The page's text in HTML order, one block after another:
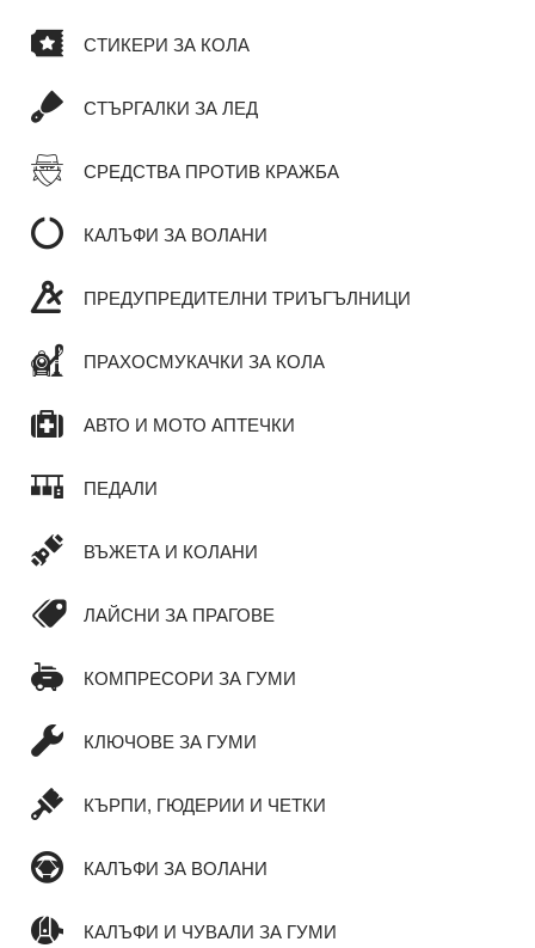
СТИКЕРИ ЗА КОЛА
СТЪРГАЛКИ ЗА ЛЕД
СРЕДСТВА ПРОТИВ КРАЖБА
КАЛЪФИ ЗА ВОЛАНИ
ПРЕДУПРЕДИТЕЛНИ ТРИЪГЪЛНИЦИ
ПРАХОСМУКАЧКИ ЗА КОЛА
АВТО И МОТО АПТЕЧКИ
ПЕДАЛИ
ВЪЖЕТА И КОЛАНИ
ЛАЙСНИ ЗА ПРАГОВЕ
КОМПРЕСОРИ ЗА ГУМИ
КЛЮЧОВЕ ЗА ГУМИ
КЪРПИ, ГЮДЕРИИ И ЧЕТКИ
КАЛЪФИ ЗА ВОЛАНИ
КАЛЪФИ И ЧУВАЛИ ЗА ГУМИ